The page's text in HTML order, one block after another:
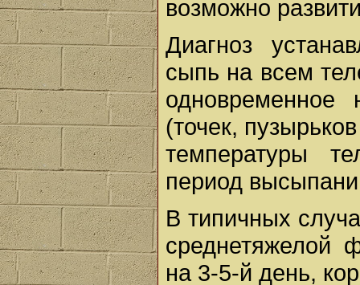
возможно
Диагноз
сыпь на всем
одно­временное
(точек,
температуры
период
В типичных
среднетяжелой
на 3-5-й день,